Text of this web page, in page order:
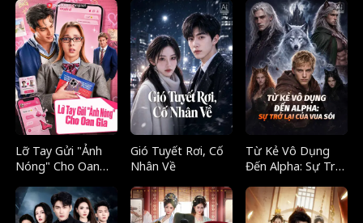
Lỡ Tay Gửi "Ảnh
Nóng" Cho Oan
Gió Tuyết Rơi, Cố
Nhân Về
Từ Kẻ Vô Dụng
Đến Alpha: Sự Trở